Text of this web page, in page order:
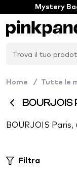
Mystery
Home / Tutte le
BOURJOIS
BOURJOIS
Filtra